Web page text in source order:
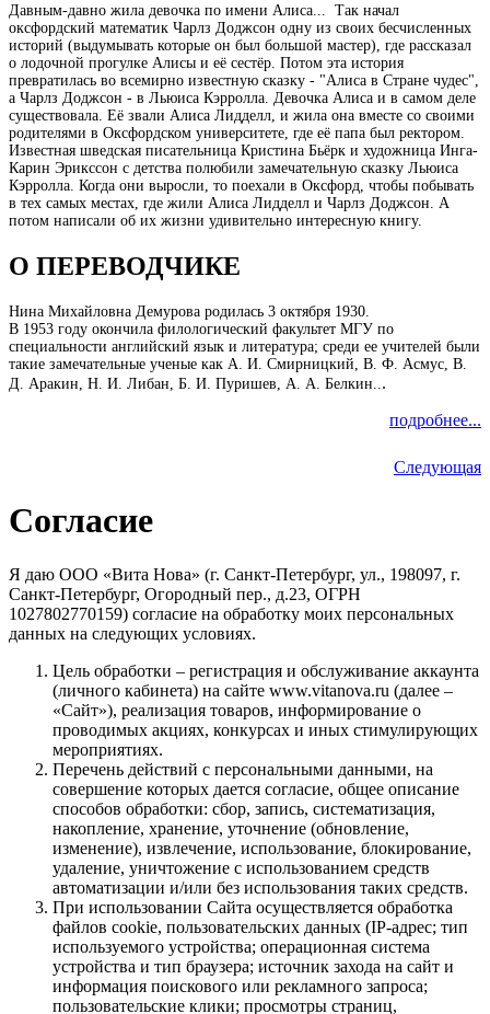
Давным-давно жила девочка по имени Алиса... Так начал
оксфордский математик Чарлз Доджсон одну из своих бесчисленных
историй (выдумывать которые он был большой мастер), где рассказал
о лодочной прогулке Алисы и её сестёр. Потом эта история
превратилась во всемирно известную сказку - "Алиса в Стране чудес",
а Чарлз Доджсон - в Льюиса Кэрролла. Девочка Алиса и в самом деле
существовала. Её звали Алиса Лидделл, и жила она вместе со своими
родителями в Оксфордском университете, где её папа был ректором.
Известная шведская писательница Кристина Бьёрк и художница Инга-
Карин Эрикссон с детства полюбили замечательную сказку Льюиса
Кэрролла. Когда они выросли, то поехали в Оксфорд, чтобы побывать
в тех самых местах, где жили Алиса Лидделл и Чарлз Доджсон. А
потом написали об их жизни удивительно интересную книгу.
О ПЕРЕВОДЧИКЕ
Нина Михайловна Демурова родилась 3 октября 1930.
В 1953 году окончила филологический факультет МГУ по
специальности английский язык и литература; среди ее учителей были
такие замечательные ученые как А. И. Смирницкий, В. Ф. Асмус, В.
Д. Аракин, Н. И. Либан, Б. И. Пуришев, А. А. Белкин.. .
подробнее...
Следующая
Согласие
Я даю ООО «Вита Нова» (г. Санкт-Петербург, ул., 198097, г.
Санкт-Петербург, Огородный пер., д.23, ОГРН
1027802770159) согласие на обработку моих персональных
данных на следующих условиях.
Цель обработки – регистрация и обслуживание аккаунта
(личного кабинета) на сайте www.vitanova.ru (далее –
«Сайт»), реализация товаров, информирование о
проводимых акциях, конкурсах и иных стимулирующих
мероприятиях.
Перечень действий с персональными данными, на
совершение которых дается согласие, общее описание
способов обработки: сбор, запись, систематизация,
накопление, хранение, уточнение (обновление,
изменение), извлечение, использование, блокирование,
удаление, уничтожение с использованием средств
автоматизации и/или без использования таких средств.
При использовании Сайта осуществляется обработка
файлов cookie, пользовательских данных (IP-адрес; тип
используемого устройства; операционная система
устройства и тип браузера; источник захода на сайт и
информация поискового или рекламного запроса;
пользовательские клики; просмотры страниц,